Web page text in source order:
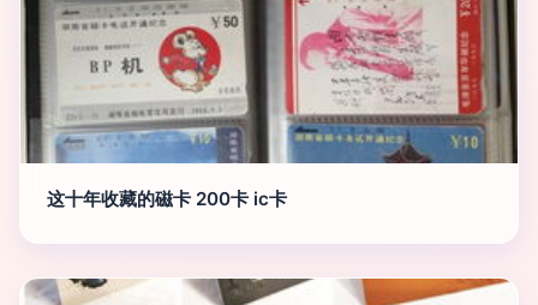
这十年收藏的磁卡 200卡 ic卡